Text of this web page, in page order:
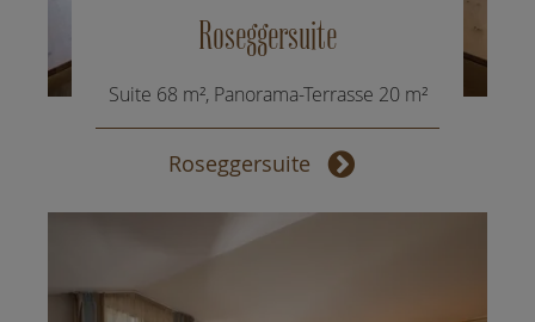
Roseggersuite
Suite 68 m², Panorama-Terrasse 20 m²
Roseggersuite